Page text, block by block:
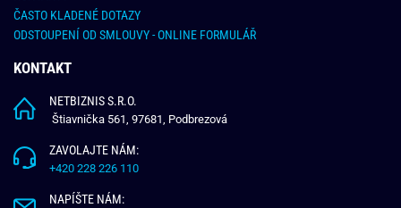
ČASTO KLADENÉ DOTAZY
ODSTOUPENÍ OD SMLOUVY - ONLINE FORMULÁŘ
KONTAKT
NETBIZNIS S.R.O.
Štiavnička 561, 97681, Podbrezová
ZAVOLAJTE NÁM:
+420 228 226 110
NAPÍŠTE NÁM: